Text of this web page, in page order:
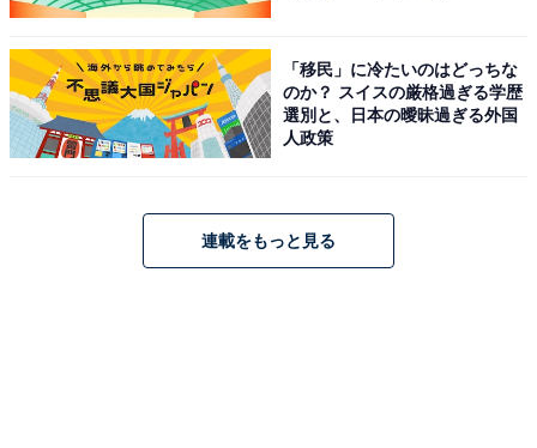
「移民」に冷たいのはどっちな
のか？ スイスの厳格過ぎる学歴
選別と、日本の曖昧過ぎる外国
人政策
連載をもっと見る